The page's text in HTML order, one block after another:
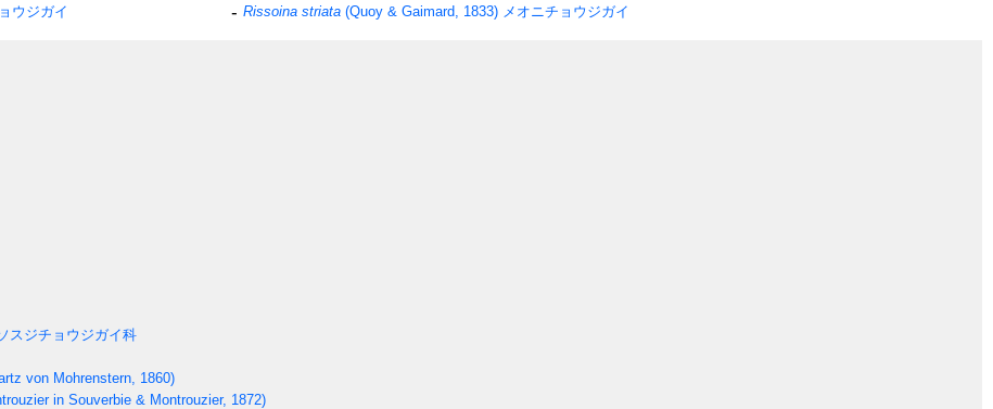
ウジガイ Rissoina striata(Quoy & Gaimard, 1833)メオニチョウジガイ
スジチョウジガイ科
von Mohrenstern, 1860)
in Souverbie & Montrouzier, 1872)